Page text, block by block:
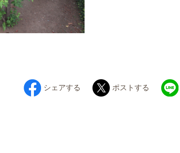
シェアする ポストする